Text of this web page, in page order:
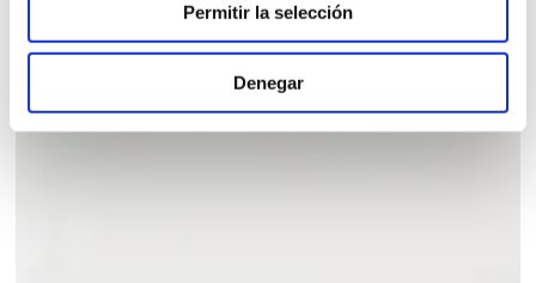
Permitir la selección
Denegar
VER PRODUCTO